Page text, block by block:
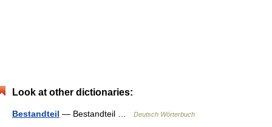
Look at other dictionaries:
Bestandteil — Bestandteil … Deutsch Wörterbuch